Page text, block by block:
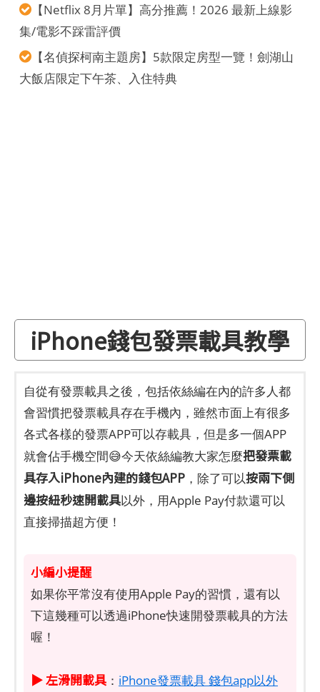
【Netflix 8月片單】高分推薦！2026 最新上線影
集/電影不踩雷評價
【名偵探柯南主題房】5款限定房型一覽！劍湖山
大飯店限定下午茶、入住特典
iPhone錢包發票載具教學
自從有發票載具之後，包括依絲編在內的許多人都
會習慣把發票載具存在手機內，雖然市面上有很多
各式各樣的發票APP可以存載具，但是多一個APP
就會佔手機空間😅今天依絲編教大家怎麼把發票載
具存入iPhone內建的錢包APP ，除了可以按兩下側
邊按紐秒速開載具以外，用Apple Pay付款還可以
直接掃描超方便！
小編小提醒
如果你平常沒有使用Apple Pay的習慣，還有以
下這幾種可以透過iPhone快速開發票載具的方法
喔！
▶ 左滑開載具 ： iPhone發票載具 錢包app以外